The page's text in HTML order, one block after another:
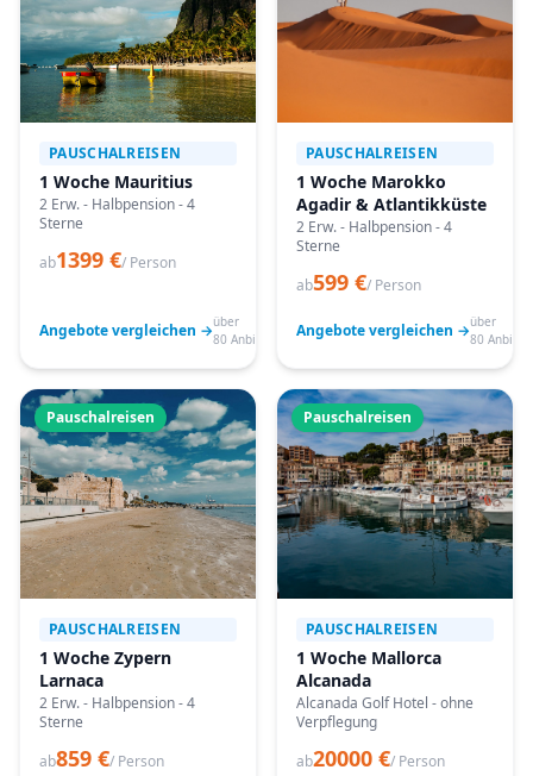
PAUSCHALREISEN
1 Woche Mauritius
2 Erw. - Halbpension - 4
Sterne
ab1399 €/ Person
Angebote vergleichen →über
80 Anbieter
PAUSCHALREISEN
1 Woche Marokko
Agadir & Atlantikküste
2 Erw. - Halbpension - 4
Sterne
ab599 €/ Person
Angebote vergleichen →über
80
Pauschalreisen
PAUSCHALREISEN
1 Woche Zypern
Larnaca
2 Erw. - Halbpension - 4
Sterne
ab859 €/ Person
Pauschalreisen
PAUSCHALREISEN
1 Woche Mallorca
Alcanada
Alcanada Golf Hotel - ohne
Verpflegung
ab20000 €/ Person